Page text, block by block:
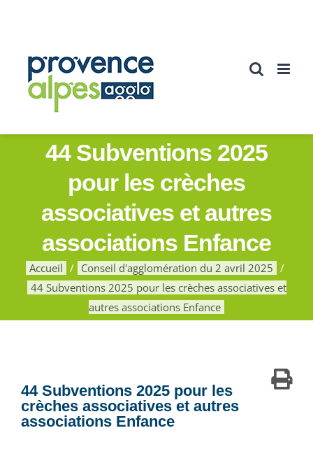
44 Subventions 2025
pour les crèches
associatives et autres
associations Enfance
Accueil
Conseil d'agglomération du 2 avril 2025
44 Subventions 2025 pour les crèches associatives et
autres associations Enfance
44 Subventions 2025 pour les
crèches associatives et autres
associations Enfance